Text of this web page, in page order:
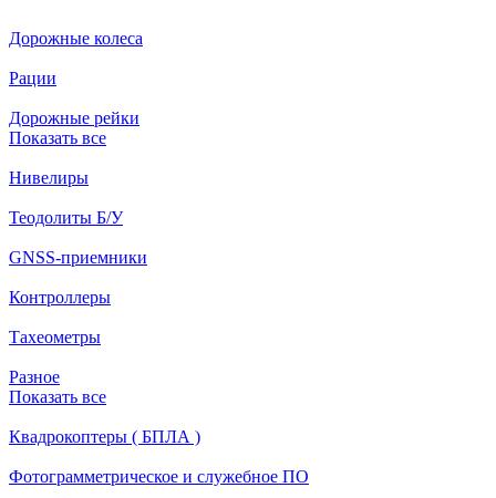
Дорожные колеса
Рации
Дорожные рейки
Показать все
Нивелиры
Теодолиты Б/У
GNSS-приемники
Контроллеры
Тахеометры
Разное
Показать все
Квадрокоптеры ( БПЛА )
Фотограмметрическое и служебное ПО